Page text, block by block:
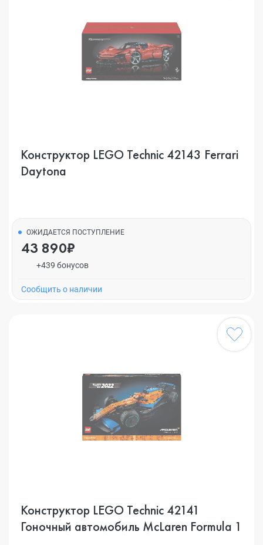
Конструктор LEGO Technic 42143 Ferrari
Daytona
ОЖИДАЕТСЯ ПОСТУПЛЕНИЕ
43 890₽
+439 бонусов
Cообщить о наличии
Конструктор LEGO Technic 42141
Гоночный автомобиль McLaren Formula 1